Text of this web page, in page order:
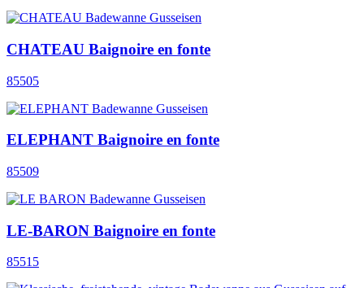
CHATEAU Baignoire en fonte
85505
ELEPHANT Baignoire en fonte
85509
LE-BARON Baignoire en fonte
85515